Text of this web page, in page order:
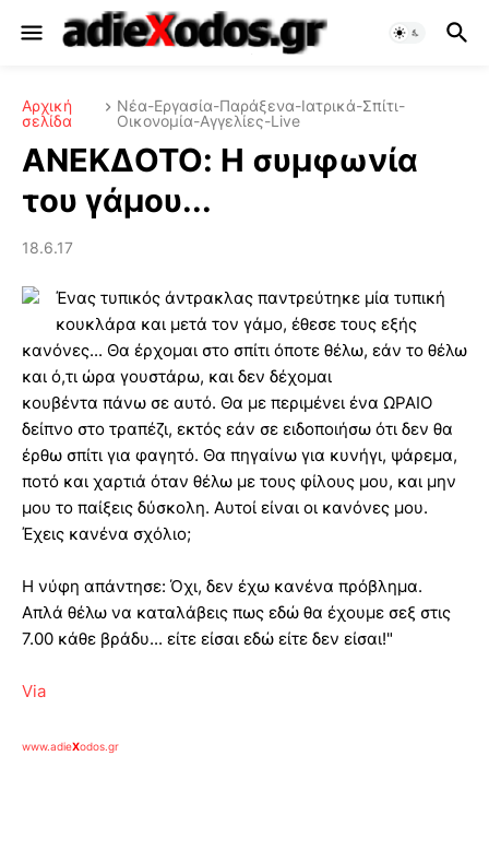
Αρχική
σελίδα
Νέα-Εργασία-Παράξενα-Ιατρικά-Σπίτι-
Οικονομία-Αγγελίες-Live
ΑΝΕΚΔΟΤΟ: Η συμφωνία
του γάμου...
18.6.17
Ένας τυπικός άντρακλας παντρεύτηκε μία τυπική
κουκλάρα και μετά τον γάμο, έθεσε τους εξής
κανόνες... Θα έρχομαι στο σπίτι όποτε θέλω, εάν το θέλω
και ό,τι ώρα γουστάρω, και δεν δέχομαι
κουβέντα πάνω σε αυτό. Θα με περιμένει ένα ΩΡΑΙΟ
δείπνο στο τραπέζι, εκτός εάν σε ειδοποιήσω ότι δεν θα
έρθω σπίτι για φαγητό. Θα πηγαίνω για κυνήγι, ψάρεμα,
ποτό και χαρτιά όταν θέλω με τους φίλους μου, και μην
μου το παίξεις δύσκολη. Αυτοί είναι οι κανόνες μου.
Έχεις κανένα σχόλιο;
Η νύφη απάντησε: Όχι, δεν έχω κανένα πρόβλημα.
Απλά θέλω να καταλάβεις πως εδώ θα έχουμε σεξ στις
7.00 κάθε βράδυ... είτε είσαι εδώ είτε δεν είσαι!"
Via
www.adieXodos.gr